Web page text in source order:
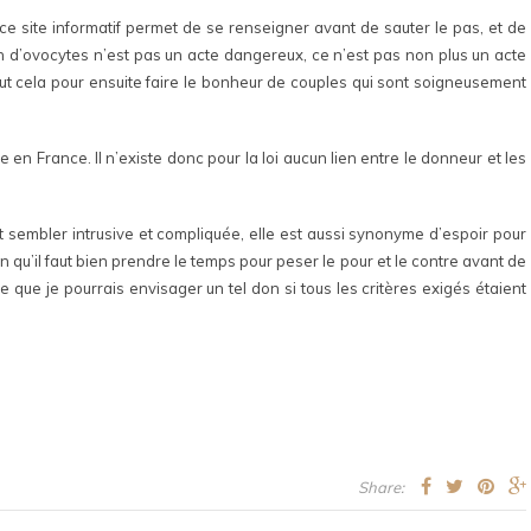
site informatif permet de se renseigner avant de sauter le pas, et de
n’est pas un acte dangereux, ce n’est pas non plus un acte
cela pour ensuite faire le bonheur de couples qui sont soigneusement
France. Il n’existe donc pour la loi aucun lien entre le donneur et les
intrusive et compliquée, elle est aussi synonyme d’espoir pour
qu’il faut bien prendre le temps pour peser le pour et le contre avant de
que je pourrais envisager un tel don si tous les critères exigés étaient
Share: